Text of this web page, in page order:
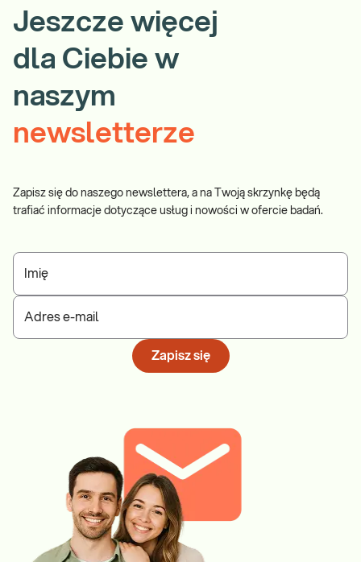
Jeszcze więcej
dla Ciebie w
naszym
newsletterze
Zapisz się do naszego newslettera, a na Twoją skrzynkę będą
trafiać informacje dotyczące usług i nowości w ofercie badań.
Imię
Adres e-mail
Zapisz się